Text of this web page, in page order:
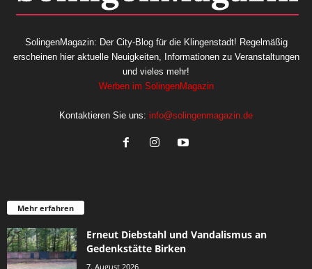
SolingenMagazin: Der City-Blog für die Klingenstadt! Regelmäßig
erscheinen hier aktuelle Neuigkeiten, Informationen zu Veranstaltungen
und vieles mehr!
Werben im SolingenMagazin
Kontaktieren Sie uns: info@solingenmagazin.de
Mehr erfahren
Erneut Diebstahl und Vandalismus an
Gedenkstätte Birken
7. August 2026